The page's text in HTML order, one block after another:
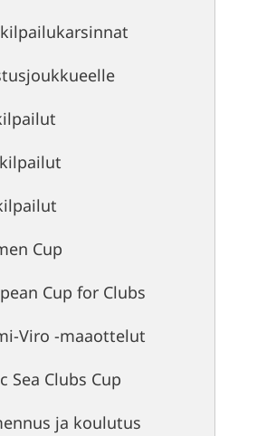
Cup
Cup for Clubs
Viro -maaottelut
Sea Clubs Cup
ja koulutus